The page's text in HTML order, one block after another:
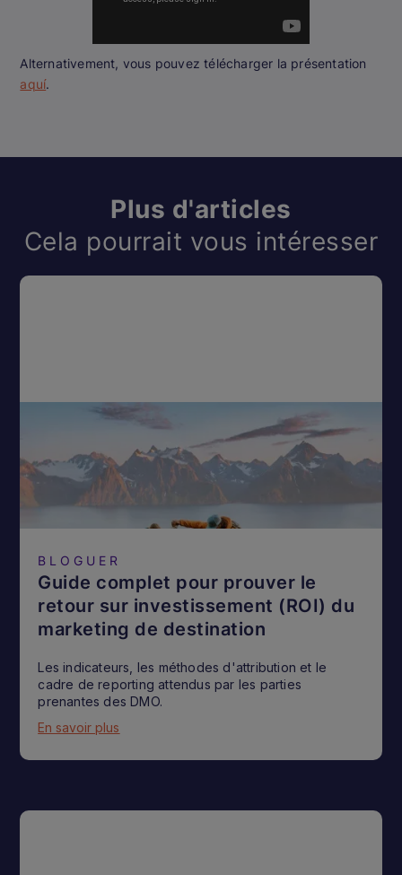
Alternativement, vous pouvez télécharger la présentation
aquí.
Plus d'articles
Cela pourrait vous intéresser
BLOGUER
Guide complet pour prouver le
retour sur investissement (ROI) du
marketing de destination
Les indicateurs, les méthodes d'attribution et le
cadre de reporting attendus par les parties
prenantes des DMO.
En savoir plus